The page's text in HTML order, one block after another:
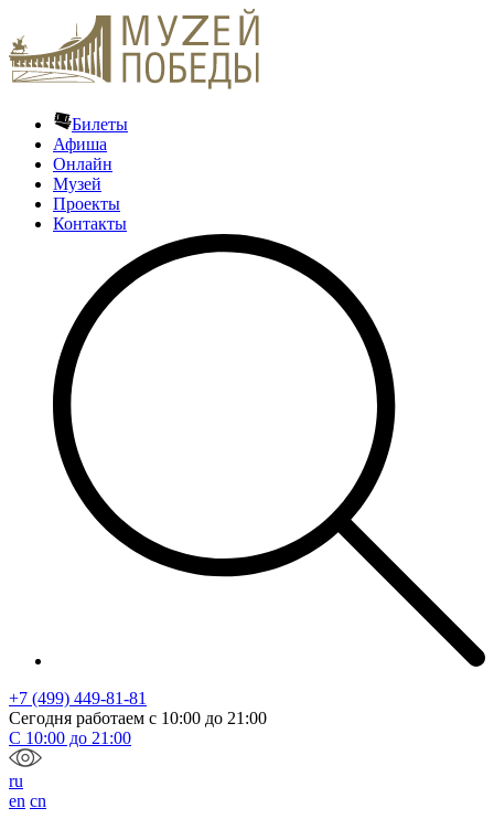
Билеты
Афиша
Онлайн
Музей
Проекты
Контакты
+7 (499) 449-81-81
Сегодня работаем с 10:00 до 21:00
С 10:00 до 21:00
ru
en cn